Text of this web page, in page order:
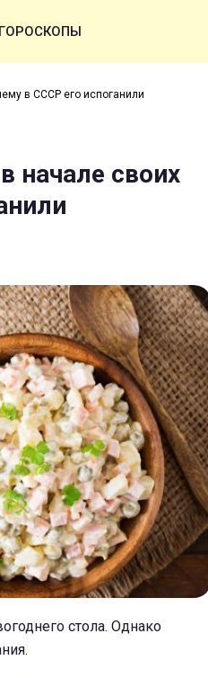
ГОРОСКОПЫ
в СССР его испоганили
начале своих
стола. Однако